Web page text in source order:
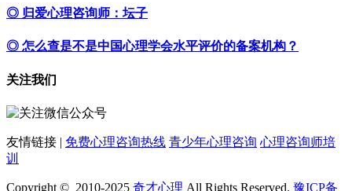
◎ 归爱心理咨询师：坛子
◎ 怎么查是不是中国心理学会水平评价的备案机构？
关注我们
友情链接 | 免费心理咨询热线 青少年心理咨询 心理咨询师培
训
Copyright © 2010-2025 奇才心理 All Rights Reserved. 豫ICP备